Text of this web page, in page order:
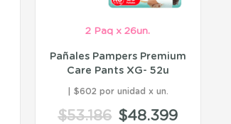
2 Paq x 26un.
Pañales Pampers Premium
Care Pants XG- 52u
$602 por unidad
$53.186 $48.399